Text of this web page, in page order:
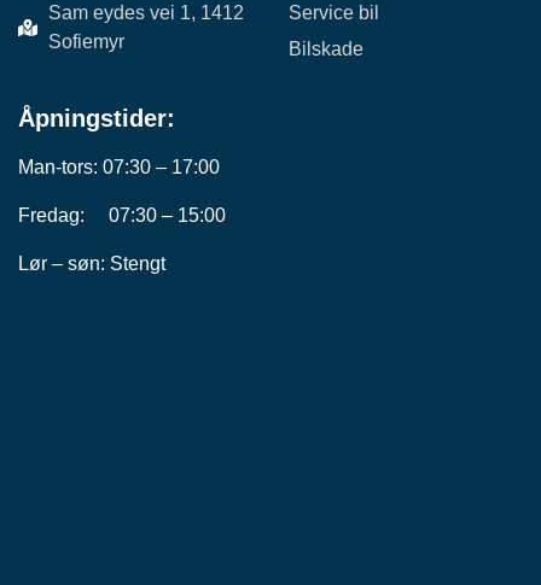
Sam eydes vei 1, 1412
Sofiemyr
Service bil
Bilskade
Åpningstider:
Man-tors: 07:30 – 17:00
Fredag: 07:30 – 15:00
Lør – søn: Stengt